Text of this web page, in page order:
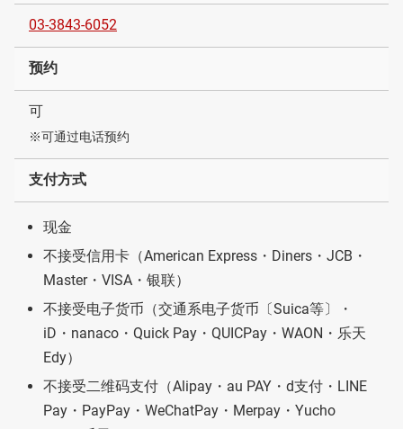
03-3843-6052
预约
可
※可通过电话预约
支付方式
现金
不接受信用卡（American Express・Diners・JCB・
Master・VISA・银联）
不接受电子货币（交通系电子货币〔Suica等〕・
iD・nanaco・Quick Pay・QUICPay・WAON・乐天
Edy）
不接受二维码支付（Alipay・au PAY・d支付・LINE
Pay・PayPay・WeChatPay・Merpay・Yucho